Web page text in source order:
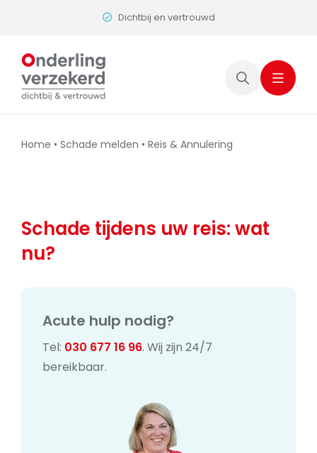
Persoonlijk contact
Home • Schade melden • Reis & Annulering
Schade tijdens uw reis: wat
nu?
Acute hulp nodig?
Tel: 030 677 16 96. Wij zijn 24/7
bereikbaar.